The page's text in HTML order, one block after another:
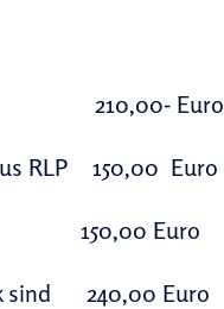
210,00- Euro
RLP 150,00 Euro
150,00 Euro
sind 240,00 Euro